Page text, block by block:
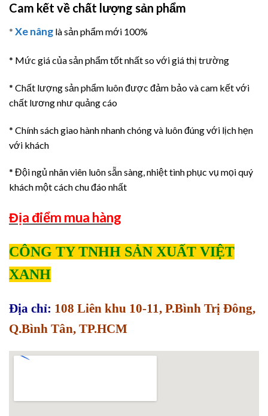
Cam kết về chất lượng sản phẩm
* Xe nâng là sản phẩm mới 100%
* Mức giá của sản phẩm tốt nhất so với giá thị trường
* Chất lượng sản phẩm luôn được đảm bảo và cam kết với
chất lương như quảng cáo
* Chính sách giao hành nhanh chóng và luôn đúng với lịch hẹn
với khách
* Đội ngủ nhân viên luôn sẵn sàng, nhiệt tình phục vụ mọi quý
khách một cách chu đáo nhất
Địa điểm mua hàng
CÔNG TY TNHH SẢN XUẤT VIỆT
XANH
Địa chỉ: 108 Liên khu 10-11, P.Bình Trị Đông,
Q.Bình Tân, TP.HCM